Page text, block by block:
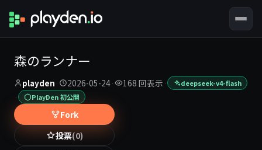
森のランナー
playden · 2026-05-24· 168 回表示 · deepseek-v4-flash
· PlayDen 初公開
Fork
投票(0)